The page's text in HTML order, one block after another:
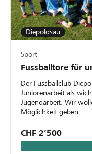
Diepoldsau
Sport
Fussballtore für
Der Fussballclub Diepoldsau-Schmitter sieht seine
Juniorenarbeit als
Jugendarbeit. Wir wollen jedem Kind aus Diepoldsau die
Möglichkeit geben,...
CHF 2’500